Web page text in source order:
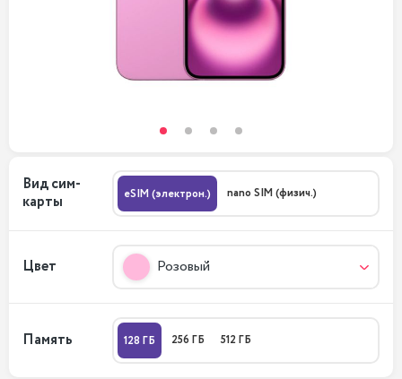
Вид сим-
карты
eSIM (электрон.) nano SIM (физич.)
Цвет Розовый
Память 128 ГБ 256 ГБ 512 ГБ